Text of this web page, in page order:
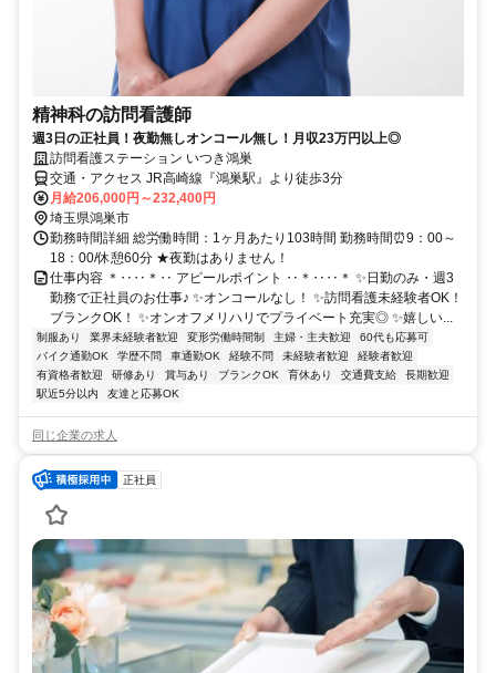
精神科の訪問看護師
週3日の正社員！夜勤無しオンコール無し！月収23万円以上◎
訪問看護ステーション いつき鴻巣
交通・アクセス JR高崎線『鴻巣駅』より徒歩3分
月給206,000円～232,400円
埼玉県鴻巣市
勤務時間詳細 総労働時間：1ヶ月あたり103時間 勤務時間⏰9：00～
18：00/休憩60分 ★夜勤はありません！
仕事内容 ＊‥‥＊‥ アピールポイント ‥＊‥‥＊ ✨日勤のみ・週3
勤務で正社員のお仕事♪ ✨オンコールなし！ ✨訪問看護未経験者OK！
ブランクOK！ ✨オンオフメリハリでプライベート充実◎ ✨嬉しい...
制服あり 業界未経験者歓迎 変形労働時間制 主婦・主夫歓迎
60代も応募可
バイク通勤OK
学歴不問 車通勤OK 経験不問 未経験者歓迎
経験者歓迎
有資格者歓迎
研修あり 賞与あり ブランクOK 育休あり 交通費支給
長期歓迎
駅近5分以内
友達と応募OK
同じ企業の求人
正社員